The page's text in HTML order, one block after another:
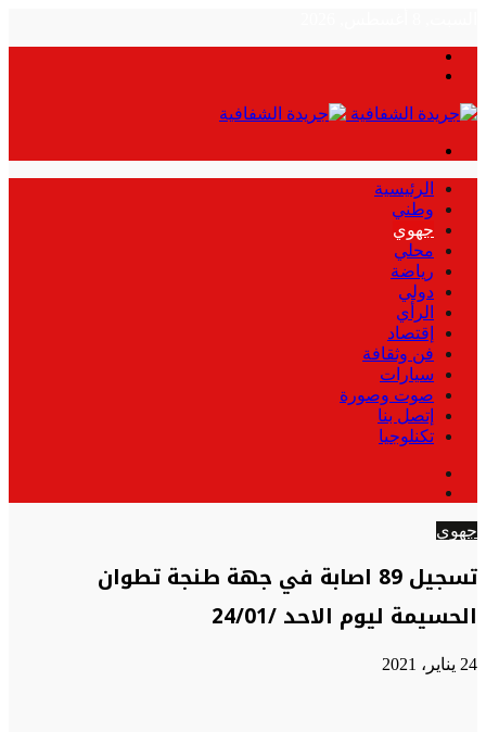
الرئيسية
وطني
جهوي
محلي
رياضة
دولي
الرأي
إقتصاد
فن وثقافة
سيارات
صوت وصورة
إتصل بنا
تكنلوجيا
جهوي
تسجيل 89 اصابة في جهة طنجة تطوان
الحسيمة ليوم الاحد /24/01
24 يناير، 2021